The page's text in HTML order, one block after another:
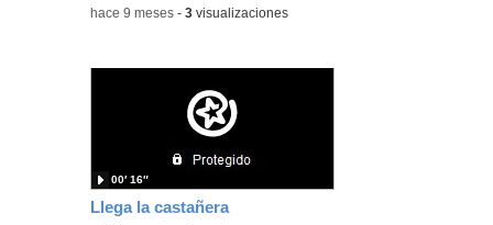
-hace 9 meses -3 visualizaciones
Llega la castañera
00′ 16″